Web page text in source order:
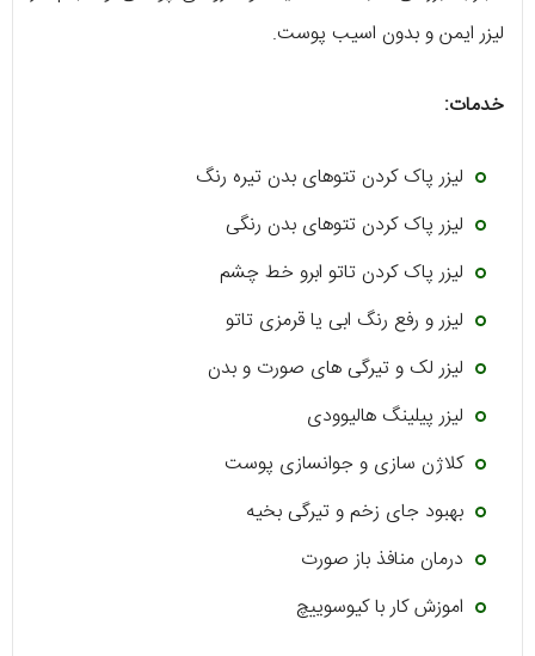
لیزر ایمن و بدون اسیب پوست.
خدمات:
لیزر پاک کردن تتوهای بدن تیره رنگ
لیزر پاک کردن تتوهای بدن رنگی
لیزر پاک کردن تاتو ابرو خط چشم
لیزر و رفع رنگ ابی یا قرمزی تاتو
لیزر لک و تیرگی های صورت و بدن
لیزر پیلینگ هالیوودی
کلاژن سازی و جوانسازی پوست
بهبود جای زخم و تیرگی بخیه
درمان منافذ باز صورت
اموزش کار با کیوسوییچ